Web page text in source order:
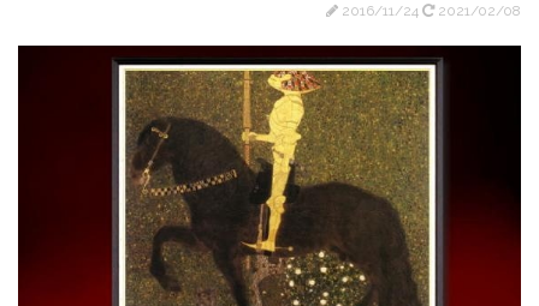
2016/11/24 2021/02/08